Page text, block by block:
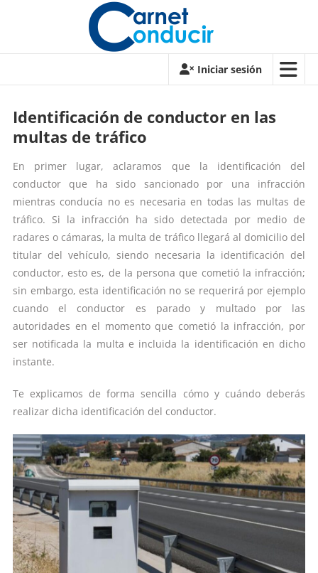
de
conducir
Carnet
conducir
Iniciar sesión
Identificación de conductor en las
multas de tráfico
En primer lugar, aclaramos que la identificación del
conductor que ha sido sancionado por una infracción
mientras conducía no es necesaria en todas las multas de
tráfico. Si la infracción ha sido detectada por medio de
radares o cámaras, la multa de tráfico llegará al domicilio del
titular del vehículo, siendo necesaria la identificación del
conductor, esto es, de la persona que cometió la infracción;
sin embargo, esta identificación no se requerirá por ejemplo
cuando el conductor es parado y multado por las
autoridades en el momento que cometió la infracción, por
ser notificada la multa e incluida la identificación en dicho
instante.
Te explicamos de forma sencilla cómo y cuándo deberás
realizar dicha identificación del conductor.